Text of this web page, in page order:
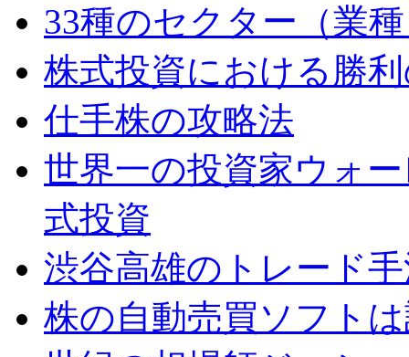
33種のセクター（業
株式投資における勝
仕手株の攻略法
世界一の投資家ウォ
式投資
渋谷高雄のトレード
株の自動売買ソフト